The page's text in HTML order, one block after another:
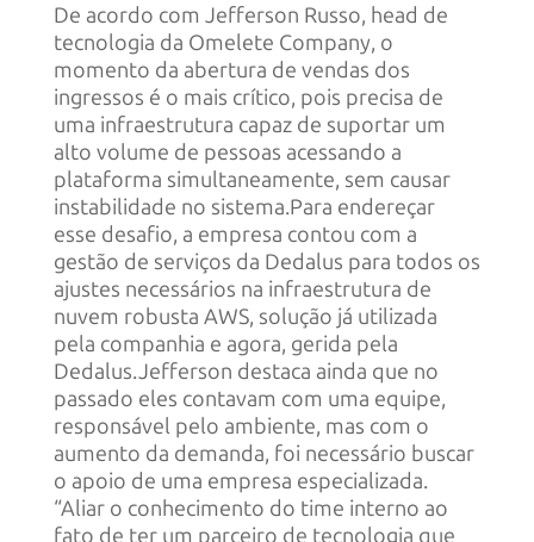
De acordo com Jefferson Russo, head de
tecnologia da Omelete Company, o
momento da abertura de vendas dos
ingressos é o mais crítico, pois precisa de
uma infraestrutura capaz de suportar um
alto volume de pessoas acessando a
plataforma simultaneamente, sem causar
instabilidade no sistema.Para endereçar
esse desafio, a empresa contou com a
gestão de serviços da Dedalus para todos os
ajustes necessários na infraestrutura de
nuvem robusta AWS, solução já utilizada
pela companhia e agora, gerida pela
Dedalus.Jefferson destaca ainda que no
passado eles contavam com uma equipe,
responsável pelo ambiente, mas com o
aumento da demanda, foi necessário buscar
o apoio de uma empresa especializada.
“Aliar o conhecimento do time interno ao
fato de ter um parceiro de tecnologia que